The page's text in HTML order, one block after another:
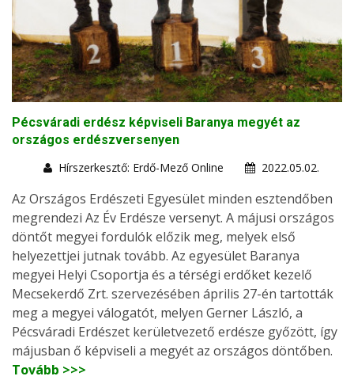
Pécsváradi erdész képviseli Baranya megyét az
országos erdészversenyen
Hírszerkesztő: Erdő-Mező Online
2022.05.02.
Az Országos Erdészeti Egyesület minden esztendőben
megrendezi Az Év Erdésze versenyt. A májusi országos
döntőt megyei fordulók előzik meg, melyek első
helyezettjei jutnak tovább. Az egyesület Baranya
megyei Helyi Csoportja és a térségi erdőket kezelő
Mecsekerdő Zrt. szervezésében április 27-én tartották
meg a megyei válogatót, melyen Gerner László, a
Pécsváradi Erdészet kerületvezető erdésze győzött, így
májusban ő képviseli a megyét az országos döntőben.
Tovább >>>